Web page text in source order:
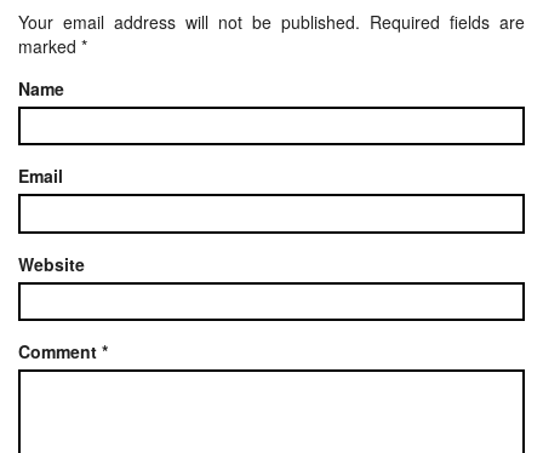
Your email address will not be published. Required fields are
marked *
Name
Email
Website
Comment *